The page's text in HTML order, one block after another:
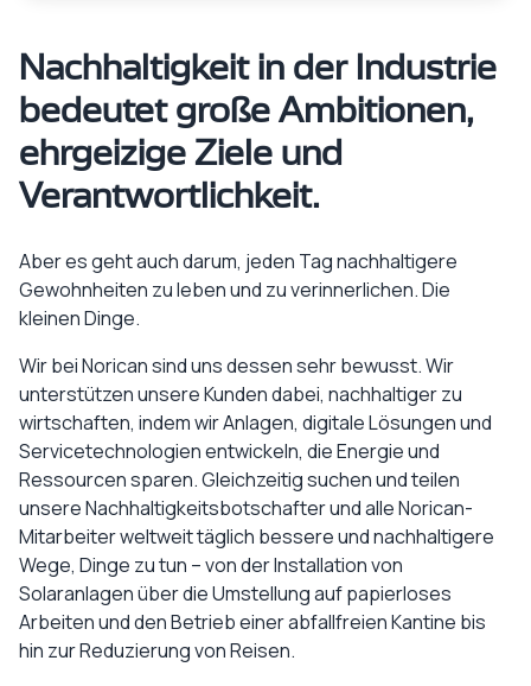
Nachhaltigkeit in der Industrie
bedeutet große Ambitionen,
ehrgeizige Ziele und
Verantwortlichkeit.
Aber es geht auch darum, jeden Tag nachhaltigere
Gewohnheiten zu leben und zu verinnerlichen. Die
kleinen Dinge.
Wir bei Norican sind uns dessen sehr bewusst. Wir
unterstützen unsere Kunden dabei, nachhaltiger zu
wirtschaften, indem wir Anlagen, digitale Lösungen und
Servicetechnologien entwickeln, die Energie und
Ressourcen sparen. Gleichzeitig suchen und teilen
unsere Nachhaltigkeitsbotschafter und alle Norican-
Mitarbeiter weltweit täglich bessere und nachhaltigere
Wege, Dinge zu tun – von der Installation von
Solaranlagen über die Umstellung auf papierloses
Arbeiten und den Betrieb einer abfallfreien Kantine bis
hin zur Reduzierung von Reisen.